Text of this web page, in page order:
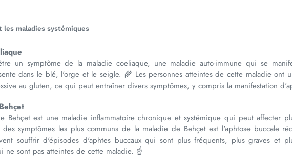
les maladies systémiques
un symptôme de la maladie coeliaque, une maladie auto-immune qui se
dans le blé, l'orge et le seigle. 🌾 Les personnes atteintes de cette maladie ont
au gluten, ce qui peut entraîner divers symptômes, y compris la manifestation
Behçet est une maladie inflammatoire chronique et systémique qui peut affecter
des symptômes les plus communs de la maladie de Behçet est l'aphtose buccale
souffrir d'épisodes d'aphtes buccaux qui sont plus fréquents, plus graves et
ne sont pas atteintes de cette maladie. ☝️